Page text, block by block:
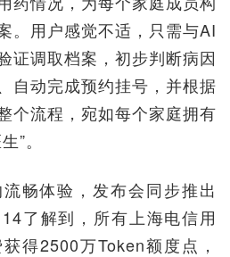
。用户感觉不适，只需与AI
证调取档案，初步判断病因
自动完成预约挂号，并根据
个流程，宛如每个家庭拥有
”。
畅体验，发布会同步推出
了解到，所有上海电信用
得2500万Token额度点，